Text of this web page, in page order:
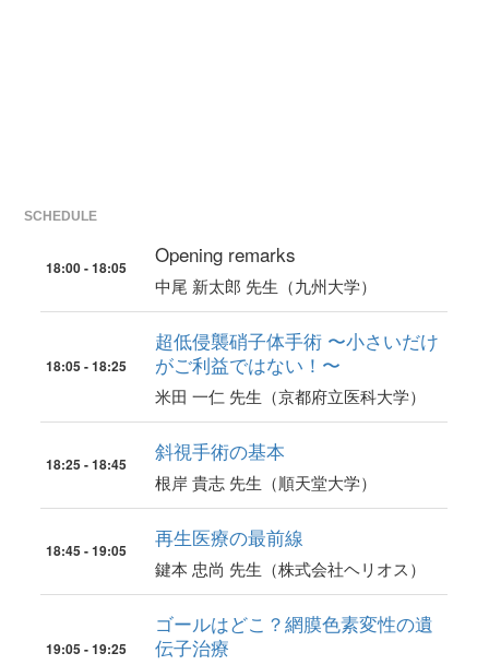
SCHEDULE
18:00 - 18:05 Opening remarks
中尾 新太郎 先生（九州大学）
18:05 - 18:25
超低侵襲硝子体手術 〜小さいだけ
がご利益ではない！〜
米田 一仁 先生（京都府立医科大学）
18:25 - 18:45 斜視手術の基本
根岸 貴志 先生（順天堂大学）
18:45 - 19:05 再生医療の最前線
鍵本 忠尚 先生（株式会社ヘリオス）
19:05 - 19:25
ゴールはどこ？網膜色素変性の遺
伝子治療